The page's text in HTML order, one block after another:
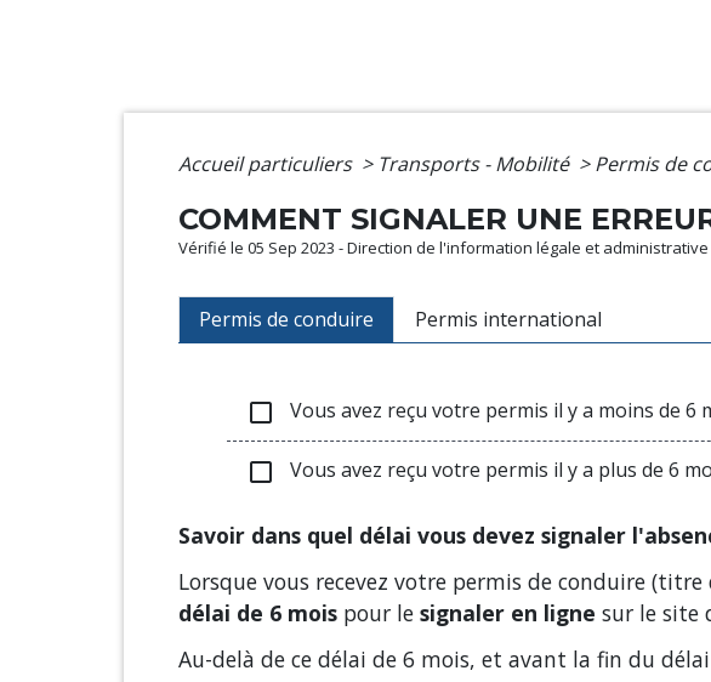
Accueil particuliers > Transports - Mobilité > Permis de
COMMENT SIGNALER UNE
Vérifié le 05 Sep 2023 - Direction de l'information légale et
Permis de conduire Permis international
check_box_outline_blank Vous avez reçu votre permis il y a moins de 6
check_box_outline_blank Vous avez reçu votre permis il y a plus de 6
Savoir dans quel délai vous devez signaler
Lorsque vous recevez votre permis de conduire
délai de 6 mois pour le signaler en ligne sur le site
Au-delà de ce délai de 6 mois, et avant la fin du